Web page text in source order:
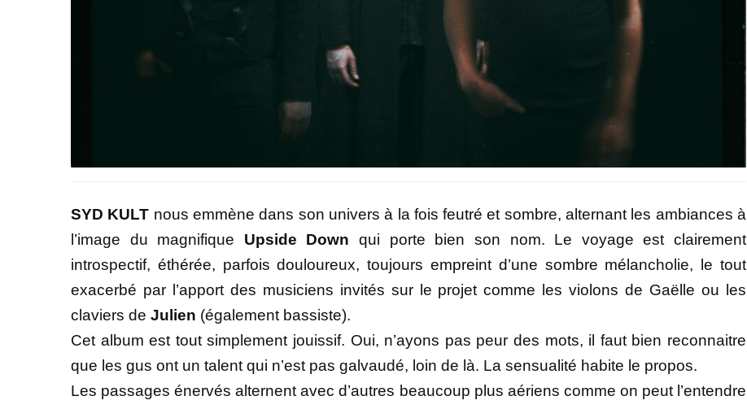
SYD KULT nous emmène dans son univers à la fois feutré et sombre, alternant les ambiances à
l’image du magnifique Upside Down qui porte bien son nom. Le voyage est clairement
introspectif, éthérée, parfois douloureux, toujours empreint d’une sombre mélancholie, le tout
exacerbé par l’apport des musiciens invités sur le projet comme les violons de Gaëlle ou les
claviers de Julien (également bassiste).
Cet album est tout simplement jouissif. Oui, n’ayons pas peur des mots, il faut bien reconnaitre
que les gus ont un talent qui n’est pas galvaudé, loin de là. La sensualité habite le propos.
Les passages énervés alternent avec d’autres beaucoup plus aériens comme on peut l’entendre